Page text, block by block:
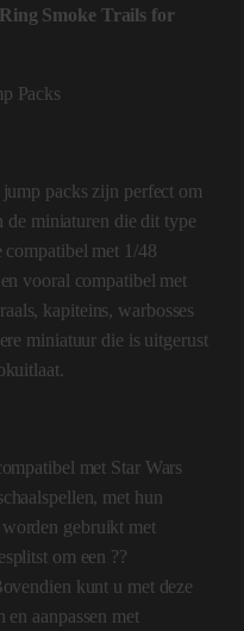
Smoke Trails for
Packs
packs zijn perfect om
de miniaturen die dit type
met 1/48
vooral compatibel met
kapiteins, warbosses
miniatuur die is uitgerust
met Star Wars
met hun
gebruikt met
om een ??
kunt u met deze
aanpassen met